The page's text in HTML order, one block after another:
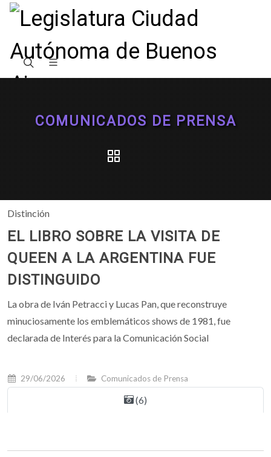
COMUNICADOS DE PRENSA
Distinción
EL LIBRO SOBRE LA VISITA DE
QUEEN A LA ARGENTINA FUE
DISTINGUIDO
La obra de Iván Petracci y Lucas Pan, que reconstruye
minuciosamente los emblemáticos shows de 1981, fue
declarada de Interés para la Comunicación Social
29/06/2026 Comunicados de Prensa
(6)